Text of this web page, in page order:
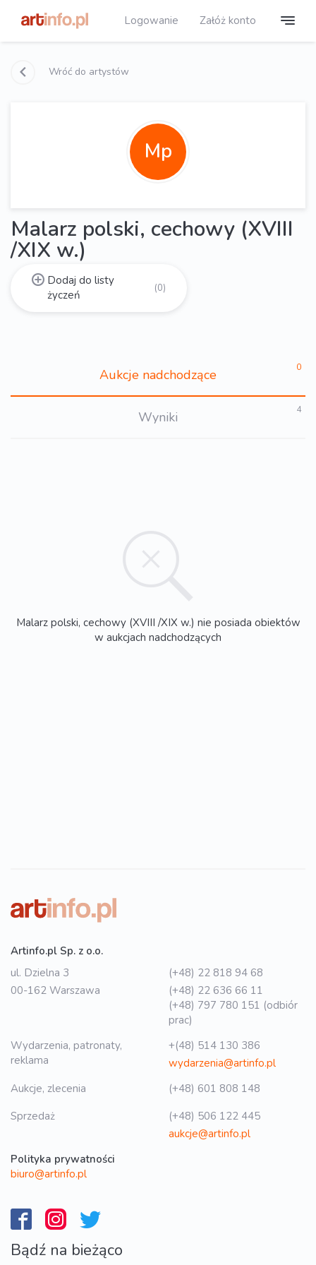
Logowanie Załóż konto
Wróć do artystów
Mp
Malarz polski, cechowy (XVIII
/XIX w.)
Dodaj do listy
życzeń
(0)
Aukcje nadchodzące 0
Wyniki 4
Malarz polski, cechowy (XVIII /XIX w.) nie posiada obiektów
w aukcjach nadchodzących
Artinfo.pl Sp. z o.o.
ul. Dzielna 3
00-162 Warszawa
(+48) 22 818 94 68
(+48) 22 636 66 11
(+48) 797 780 151 (odbiór
prac)
Wydarzenia, patronaty,
reklama
+(48) 514 130 386
wydarzenia@artinfo.pl
Aukcje, zlecenia
(+48) 601 808 148
Sprzedaż
(+48) 506 122 445
aukcje@artinfo.pl
Polityka prywatności
biuro@artinfo.pl
Bądź na bieżąco